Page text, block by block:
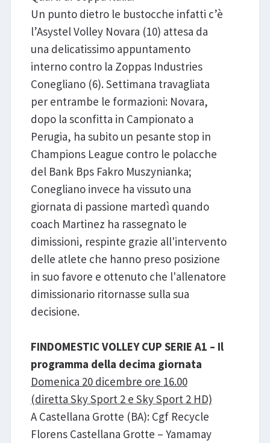
Un punto dietro le bustocche infatti c’è
l’Asystel Volley Novara (10) attesa da
una delicatissimo appuntamento
interno contro la Zoppas Industries
Conegliano (6). Settimana travagliata
per entrambe le formazioni: Novara,
dopo la sconfitta in Campionato a
Perugia, ha subito un pesante stop in
Champions League contro le polacche
del Bank Bps Fakro Muszynianka;
Conegliano invece ha vissuto una
giornata di passione martedì quando
coach Martinez ha rassegnato le
dimissioni, respinte grazie all'intervento
delle atlete che hanno preso posizione
in suo favore e ottenuto che l'allenatore
dimissionario ritornasse sulla sua
decisione.
FINDOMESTIC VOLLEY CUP SERIE A1 – Il
programma della decima giornata
Domenica 20 dicembre ore 16.00
(diretta Sky Sport 2 e Sky Sport 2 HD)
A Castellana Grotte (BA): Cgf Recycle
Florens Castellana Grotte – Yamamay